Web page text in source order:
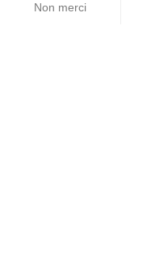
Non merci